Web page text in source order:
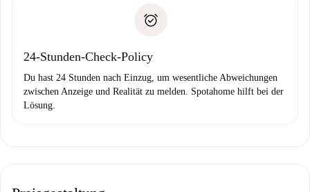
24-Stunden-Check-Policy
Du hast 24 Stunden nach Einzug, um wesentliche Abweichungen
zwischen Anzeige und Realität zu melden. Spotahome hilft bei der
Lösung.